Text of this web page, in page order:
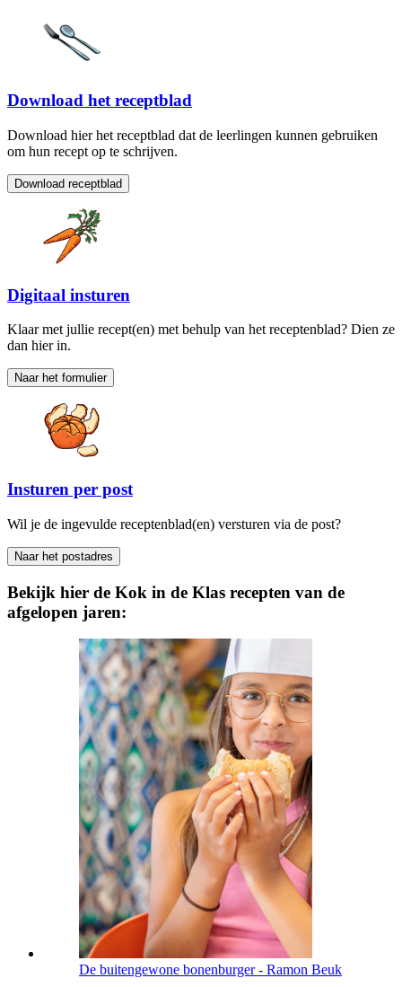
Download het receptblad
Download hier het receptblad dat de leerlingen kunnen gebruiken
om hun recept op te schrijven.
Download receptblad
Digitaal insturen
Klaar met jullie recept(en) met behulp van het receptenblad? Dien ze
dan hier in.
Naar het formulier
Insturen per post
Wil je de ingevulde receptenblad(en) versturen via de post?
Naar het postadres
Bekijk hier de Kok in de Klas recepten van de
afgelopen jaren:
De buitengewone bonenburger - Ramon Beuk